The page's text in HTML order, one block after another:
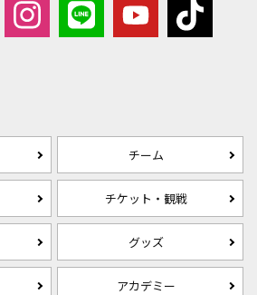
チーム
チケット・観戦
グッズ
アカデミー